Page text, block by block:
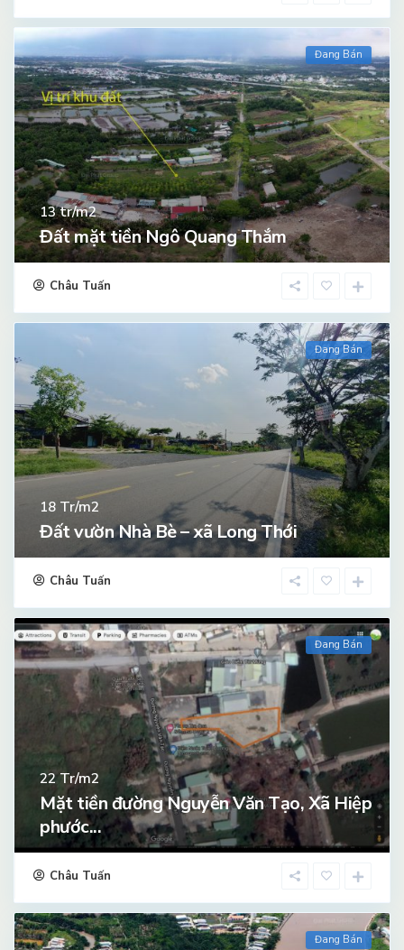
Đang Bán
13tr/m2
Đất mặt tiền Ngô Quang Thắm
Châu Tuấn
Đang Bán
18 Tr/m2
Đất vườn Nhà Bè – xã Long Thới
Châu Tuấn
Đang Bán
22Tr/m2
Mặt tiền đường Nguyễn Văn Tạo, Xã Hiệp
phước...
Châu Tuấn
Đang Bán